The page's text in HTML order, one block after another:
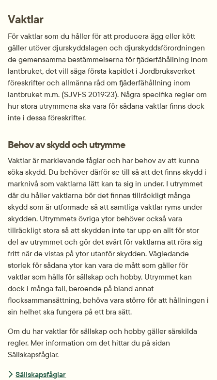
Vaktlar
För vaktlar som du håller för att producera ägg eller kött
gäller utöver djurskyddslagen och djurskyddsförordningen
de gemensamma bestämmelserna för fjäderfähållning inom
lantbruket, det vill säga första kapitlet i Jordbruksverket
föreskrifter och allmänna råd om fjäderfähållning inom
lantbruket m.m. (SJVFS 2019:23). Några specifika regler om
hur stora utrymmena ska vara för sådana vaktlar finns dock
inte i dessa föreskrifter.
Behov av skydd och utrymme
Vaktlar är marklevande fåglar och har behov av att kunna
söka skydd. Du behöver därför se till så att det finns skydd i
marknivå som vaktlarna lätt kan ta sig in under. I utrymmet
där du håller vaktlarna bör det finnas tillräckligt många
skydd som är utformade så att samtliga vaktlar ryms under
skydden. Utrymmets övriga ytor behöver också vara
tillräckligt stora så att skydden inte tar upp en allt för stor
del av utrymmet och gör det svårt för vaktlarna att röra sig
fritt när de vistas på ytor utanför skydden. Vägledande
storlek för sådana ytor kan vara de mått som gäller för
vaktlar som hålls för sällskap och hobby. Utrymmet kan
dock i många fall, beroende på bland annat
flocksammansättning, behöva vara större för att hållningen i
sin helhet ska fungera på ett bra sätt.
Om du har vaktlar för sällskap och hobby gäller särskilda
regler. Mer information om det hittar du på sidan
Sällskapsfåglar.
Sällskapsfåglar